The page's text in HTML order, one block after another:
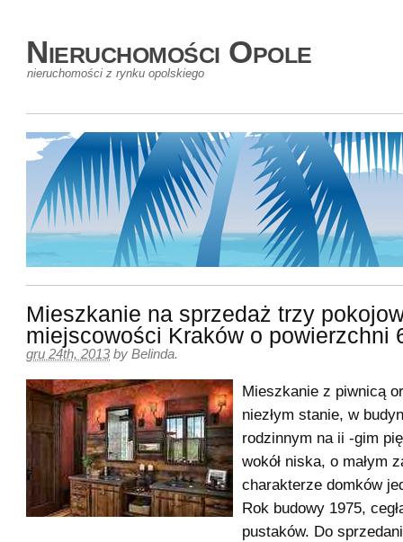
Nieruchomości Opole
nieruchomości z rynku opolskiego
Mieszkanie na sprzedaż trzy
miejscowości Kraków o powierzchni
gru 24th, 2013 by Belinda.
Mieszkanie z piwnicą
niezłym stanie, w
rodzinnym na ii -gim
wokół niska, o małym
charakterze domków
Rok budowy 1975,
pustaków. Do